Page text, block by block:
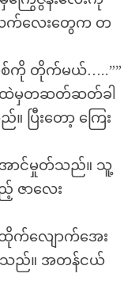
လေးတွေက တ
စ်ကို တိုက်မယ်…..””
က်ထဲမှတဆတ်ဆတ်ခါ
ပြီးတော့ ကြေး
အောင်မှုတ်သည်။ သူ့
ဇာလေး
ထိုက်လျောက်အေး
သည်။ အတန်ငယ်